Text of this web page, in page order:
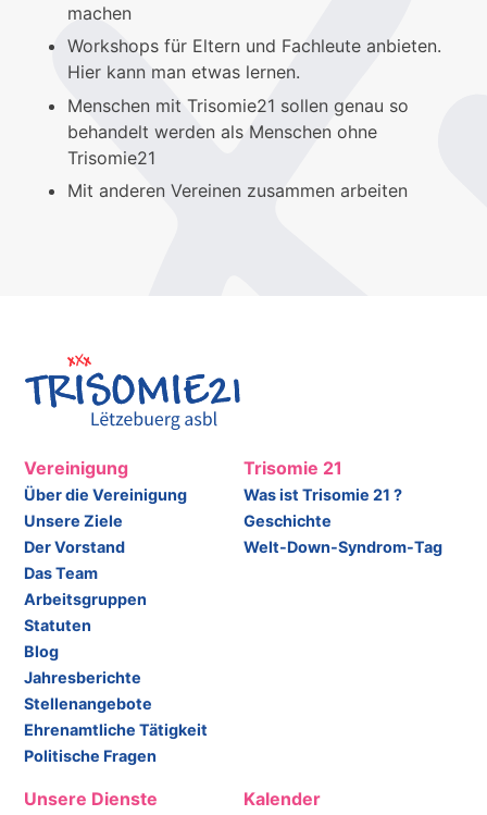
machen
Workshops für Eltern und Fachleute anbieten.
Hier kann man etwas lernen.
Menschen mit Trisomie21 sollen genau so
behandelt werden als Menschen ohne
Trisomie21
Mit anderen Vereinen zusammen arbeiten
Vereinigung
Über die Vereinigung
Unsere Ziele
Der Vorstand
Das Team
Arbeitsgruppen
Statuten
Blog
Jahresberichte
Stellenangebote
Ehrenamtliche Tätigkeit
Politische Fragen
Trisomie 21
Was ist Trisomie 21 ?
Geschichte
Welt-Down-Syndrom-Tag
Unsere Dienste Kalender